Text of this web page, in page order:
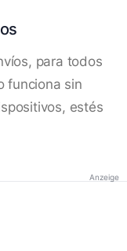
para todos
funciona sin
estés
Anzeige